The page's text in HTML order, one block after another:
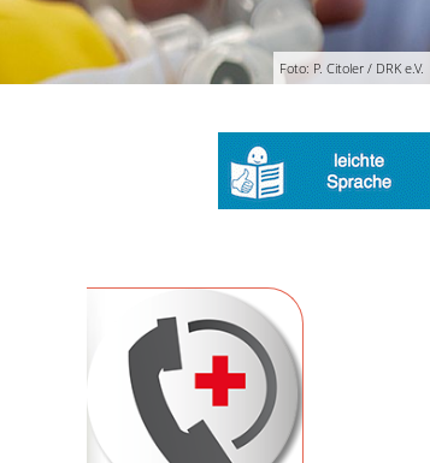
Foto: P. Citoler / DRK e.V.